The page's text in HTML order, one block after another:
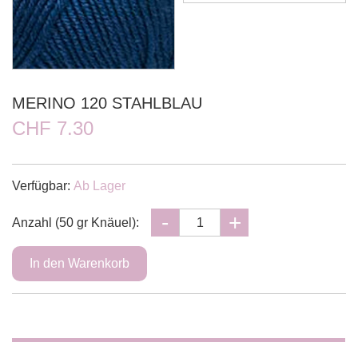
MERINO 120 STAHLBLAU
CHF 7.30
Verfügbar: Ab Lager
Anzahl (50 gr Knäuel):